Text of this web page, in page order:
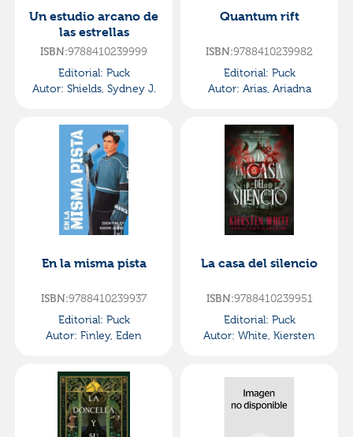
Un estudio arcano de
las estrellas
ISBN:9788410239999
Editorial: Puck
Autor: Shields, Sydney J.
Quantum rift
ISBN:9788410239982
Editorial: Puck
Autor: Arias, Ariadna
En la misma pista
ISBN:9788410239937
Editorial: Puck
Autor: Finley, Eden
La casa del silencio
ISBN:9788410239951
Editorial: Puck
Autor: White, Kiersten